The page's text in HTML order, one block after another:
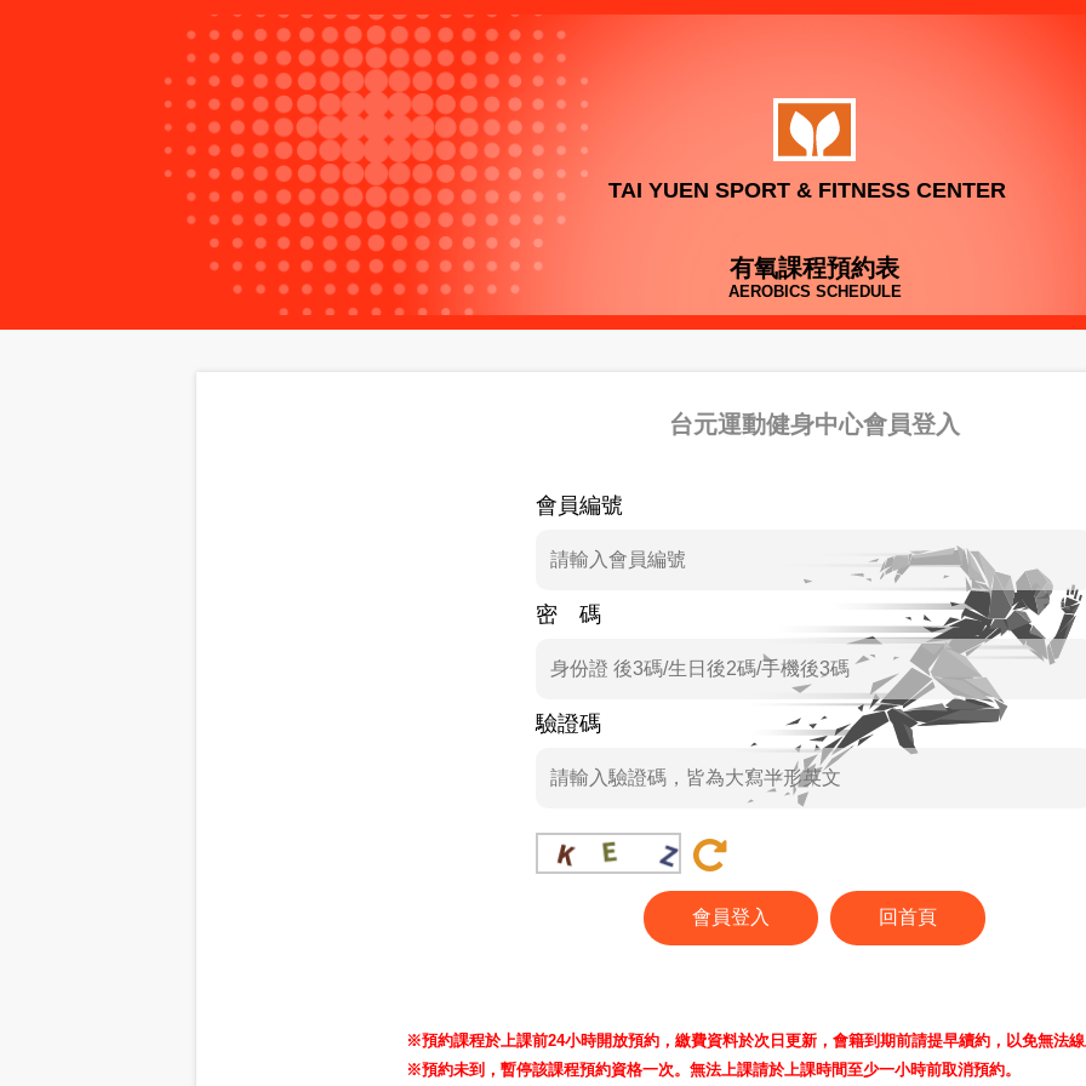
TAI YUEN SPORT & FITNESS CENTER
有氧課程預約表
AEROBICS SCHEDULE
台元運動健身中心會員登入
會員編號
密 碼
驗證碼
※預約課程於上課前24小時開放預約，繳費資料於次日更新，會籍到期前請提早續約，以免無法
※預約未到，暫停該課程預約資格一次。無法上課請於上課時間至少一小時前取消預約。